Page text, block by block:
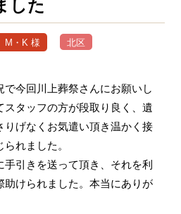
した
・K 様
北区
今回川上葬祭さんにお願いし
スタッフの方が段取り良く、遺
りげなくお気遣い頂き温かく接
れました。
引きを送って頂き、それを利
助けられました。本当にありが